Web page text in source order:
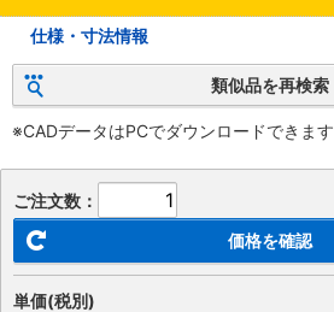
仕様・寸法情報
類似品を再検索
※CADデータはPCでダウンロードできます
ご注文数：
価格を確認
単価(税別)